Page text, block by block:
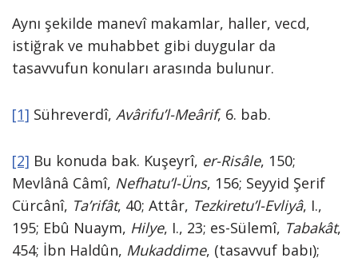
Aynı şekilde manevî makamlar, haller, vecd,
istiğrak ve muhabbet gibi duygular da
tasavvufun konuları arasında bulunur.
[1] Sühreverdî, Avârifu’l-Meârif, 6. bab.
[2] Bu konuda bak. Kuşeyrî, er-Risâle, 150;
Mevlânâ Câmî, Nefhatu’l-Üns, 156; Seyyid Şerif
Cürcânî, Ta’rifât, 40; Attâr, Tezkiretu’l-Evliyâ, I.,
195; Ebû Nuaym, Hilye, I., 23; es-Sülemî, Tabakât,
454; İbn Haldûn, Mukaddime, (tasavvuf babı);